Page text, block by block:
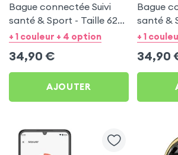
Bague connectée Suivi
santé & Sport - Taille 62
Noir
+ 1 couleur + 4 option
34,90 €
AJOUTER
Bague
santé &
Argent
+ 1
34,90